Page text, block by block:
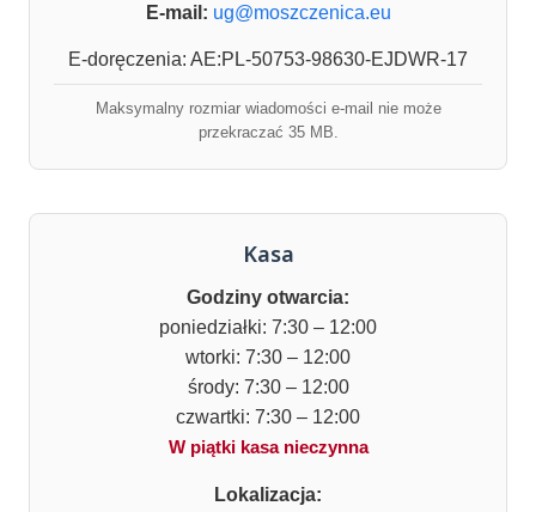
E-mail: ug@moszczenica.eu
E-doręczenia: AE:PL-50753-98630-EJDWR-17
Maksymalny rozmiar wiadomości e-mail nie może
przekraczać 35 MB.
Kasa
Godziny otwarcia:
poniedziałki: 7:30 – 12:00
wtorki: 7:30 – 12:00
środy: 7:30 – 12:00
czwartki: 7:30 – 12:00
W piątki kasa nieczynna
Lokalizacja: